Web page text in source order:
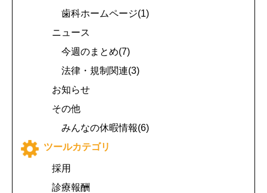
歯科ホームページ(1)
ニュース
今週のまとめ(7)
法律・規制関連(3)
お知らせ
その他
みんなの休暇情報(6)
ツールカテゴリ
採用
診療報酬